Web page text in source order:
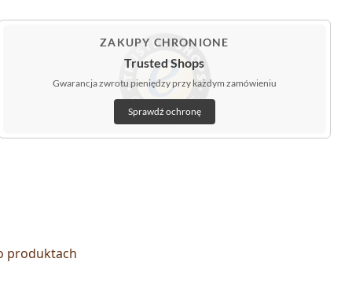
ZAKUPY CHRONIONE
Trusted Shops
Gwarancja zwrotu pieniędzy przy każdym zamówieniu
Sprawdź ochronę
produktach